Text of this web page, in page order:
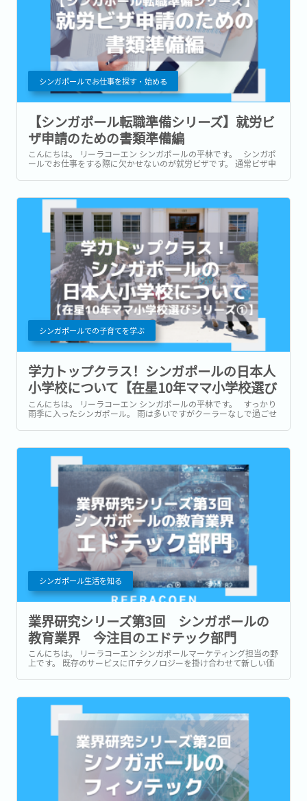
シンガポールでお仕事を探す・始める
【シンガポール転職準備シリーズ】就労ビ
ザ申請のための書類準備編
こんにちは。 リーラコーエン シンガポールの平林です。 シンガポ
ールでお仕事をする際に欠かせないのが就労ビザです。 通常ビザ申
正式な入社日の相談が行われます。...
シンガポールでの子育てを学ぶ
学力トップクラス！シンガポールの日本人
小学校について【在星10年ママ小学校選び
シリーズ①】
こんにちは。 リーラコーエン シンガポールの平林です。 すっかり
雨季に入ったシンガポール。 雨は多いですがクーラーなしで過ごせ
おります。 ...
シンガポール生活を知る
業界研究シリーズ第3回 シンガポールの
教育業界 今注目のエドテック部門
こんにちは。 リーラコーエン シンガポールマーケティング担当の野
上です。 既存のサービスにITテクノロジーを掛け合わせて新しい価
ク)。 先日、本ブログでご紹介したフィンテック(Fintech)もその代表